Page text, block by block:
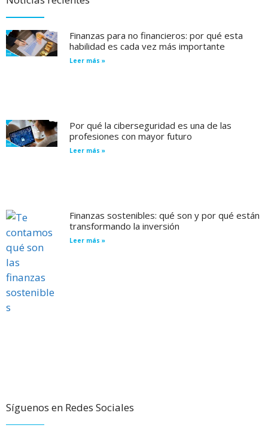
Finanzas para no financieros: por qué esta
habilidad es cada vez más importante
Leer más »
Por qué la ciberseguridad es una de las
profesiones con mayor futuro
Leer más »
Finanzas sostenibles: qué son y por qué están
transformando la inversión
Leer más »
Síguenos en Redes Sociales